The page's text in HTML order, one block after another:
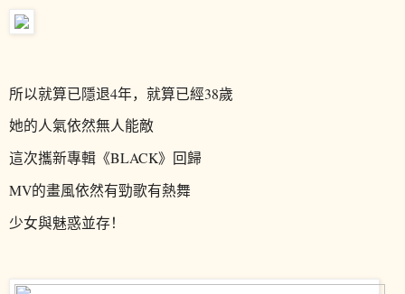
所以就算已隱退4年，就算已經38歲
她的人氣依然無人能敵
這次攜新專輯《BLACK》回歸
MV的畫風依然有勁歌有熱舞
少女與魅惑並存！